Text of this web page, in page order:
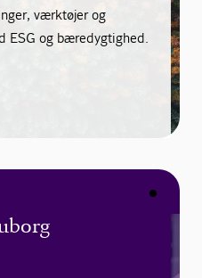
værktøjer og
ESG og bæredygtighed.